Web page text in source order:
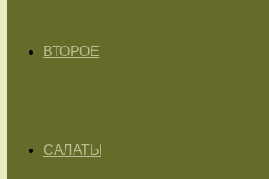
ВТОРОЕ
САЛАТЫ